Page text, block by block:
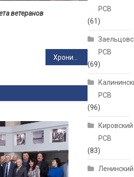
ветеранов
записям
РСВ
(61)
РСВ
(69)
РСВ
(96)
Кировский
РСВ
(83)
Ленинский